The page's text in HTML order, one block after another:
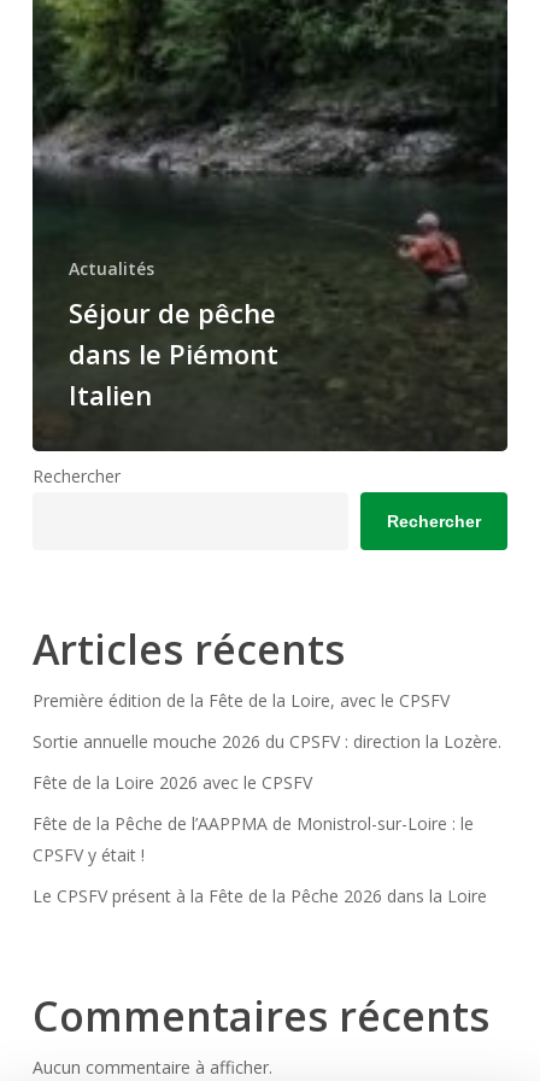
Piémont
Italien
Actualités
Séjour de pêche
dans le Piémont
Italien
Rechercher
Rechercher
Articles récents
Première édition de la Fête de la Loire, avec le CPSFV
Sortie annuelle mouche 2026 du CPSFV : direction la Lozère.
Fête de la Loire 2026 avec le CPSFV
Fête de la Pêche de l’AAPPMA de Monistrol-sur-Loire : le
CPSFV y était !
Le CPSFV présent à la Fête de la Pêche 2026 dans la Loire
Commentaires récents
Aucun commentaire à afficher.